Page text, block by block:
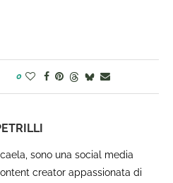
0
sono una social media
creator appassionata di